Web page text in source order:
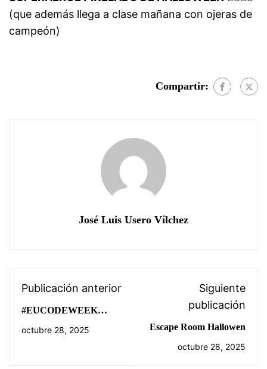
(que además llega a clase mañana con ojeras de
campeón)
Compartir:
José Luis Usero Vílchez
Publicación anterior
#EUCODEWEEK
micro:bit Detector de
octubre 28, 2025
Siguiente
publicación
Escape Room Hallowen
octubre 28, 2025